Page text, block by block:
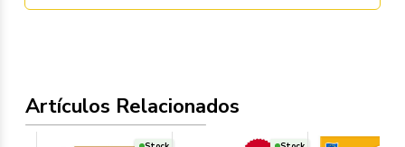
Artículos Relacionados